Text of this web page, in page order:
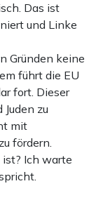
Das ist
und Linke
Gründen keine
führt die EU
fort. Dieser
zu
mit
fördern.
Ich warte